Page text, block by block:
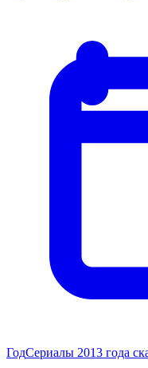
ГодСериалы 2013 года